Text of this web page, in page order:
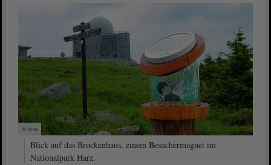
© ltlsa
Blick auf das Brockenhaus, einem Besuchermagnet im
Nationalpark Harz.